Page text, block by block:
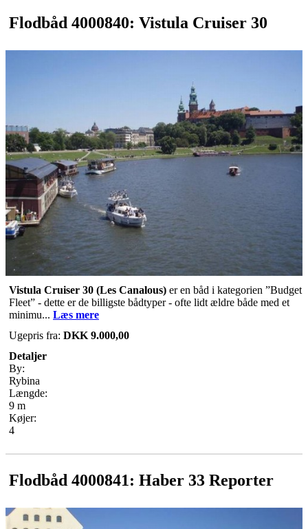
Flodbåd 4000840: Vistula Cruiser 30
Vistula Cruiser 30 (Les Canalous) er en båd i kategorien ”Budget
Fleet” - dette er de billigste bådtyper - ofte lidt ældre både med et
minimu... Læs mere
Ugepris fra: DKK 9.000,00
Detaljer
By:
Rybina
Længde:
9 m
Køjer:
4
Flodbåd 4000841: Haber 33 Reporter